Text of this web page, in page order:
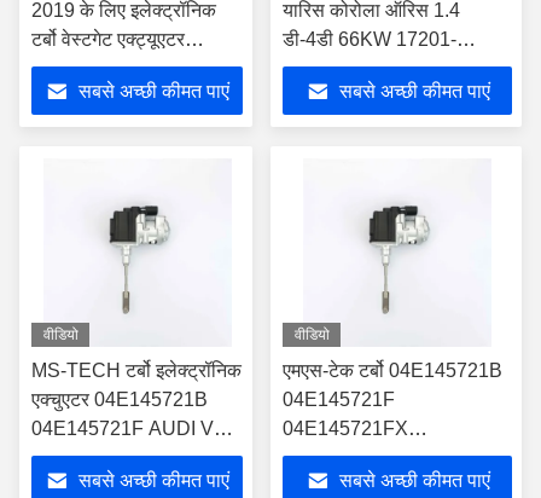
2019 के लिए इलेक्ट्रॉनिक
टर्बो वेस्टगेट एक्ट्यूएटर
K6T52372
सबसे अच्छी कीमत पाएं
यारिस कोरोला ऑरिस 1.4
डी-4डी 66KW 17201-
0N042 के लिए
सबसे अच्छी कीमत पाएं
वीडियो
MS-TECH टर्बो इलेक्ट्रॉनिक
एक्चुएटर 04E145721B
04E145721F AUDI VW
के लिए 04E145721G
04E145722G
सबसे अच्छी कीमत पाएं
वीडियो
एमएस-टेक टर्बो 04E145721B
04E145721F
04E145721FX
04E145721G
04E145722G ऑडी वोक्सवैगन
सबसे अच्छी कीमत पाएं